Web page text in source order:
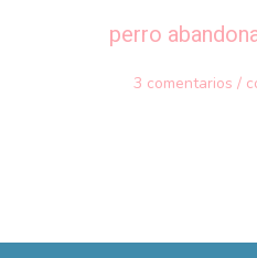
perro
3 comentarios /